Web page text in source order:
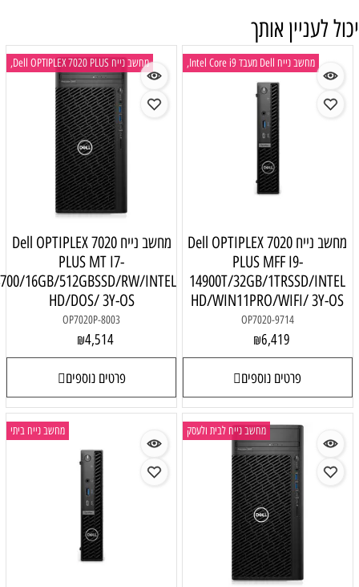
לעניין אותך
מחשב נייח Dell מעבד Intel Core i9,
מחשב נייח Dell OPTIPLEX 7020
PLUS MFF I9-
14900T/32GB/1TRSSD/INTEL
HD/WIN11PRO/WIFI/ 3Y-OS
OP7020-9714
₪6,419
פרטים נוספים
מחשב נייח Dell OPTIPLEX 7020 PLUS,
מחשב נייח Dell OPTIPLEX 7020
PLUS MT I7-
14700/16GB/512GBSSD/RW/INTEL
HD/DOS/ 3Y-OS
OP7020P-8003
₪4,514
פרטים נוספים
מחשב נייח לבית ולעסק מחשב נייח ביתי